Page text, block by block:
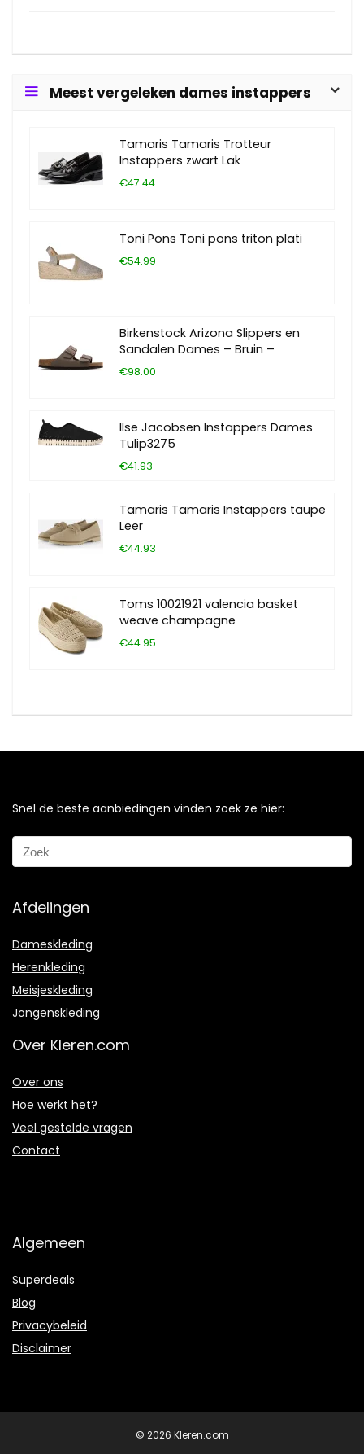
Meest vergeleken dames instappers
Tamaris Tamaris Trotteur
Instappers zwart Lak
€47.44
Toni Pons Toni pons triton plati
€54.99
Birkenstock Arizona Slippers en
Sandalen Dames – Bruin –
€98.00
Ilse Jacobsen Instappers Dames
Tulip3275
€41.93
Tamaris Tamaris Instappers taupe
Leer
€44.93
Toms 10021921 valencia basket
weave champagne
€44.95
Snel de beste aanbiedingen vinden zoek ze hier:
Afdelingen
Dameskleding
Herenkleding
Meisjeskleding
Jongenskleding
Over Kleren.com
Over ons
Hoe werkt het?
Veel gestelde vragen
Contact
Algemeen
Superdeals
Blog
Privacybeleid
Disclaimer
© 2026 Kleren.com